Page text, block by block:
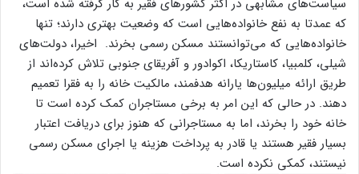
سیاست‌‌‌‌های مشابهی در اکثر کشورهای فقیر به کار گرفته شده است،
که عمدتا به نفع خانواده‌‌‌‌هایی است که وضعیت بهتری دارند؛ تنها
خانواده‌‌‌‌هایی که می‌توانستند مسکن رسمی بخرند. اخیرا، دولت‌‌‌‌های
شیلی، کلمبیا، کاستاریکا، اکوادور و آفریقای جنوبی تلاش کرده‌‌‌‌اند از
طریق ارائه میلیون‌‌‌‌ها یارانه هدفمند، مالکیت خانه را به فقرا تعمیم
دهند. در حالی که این امر به برخی مستاجران کمک کرده است تا
خانه خود را بخرند، اما به مستاجرانی که هنوز برای دریافت اعتبار
بسیار فقیر هستند یا قادر به پرداخت هزینه یا اجرای مسکن رسمی
نیستند، کمکی نکرده است.